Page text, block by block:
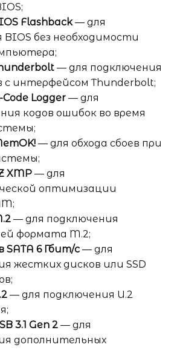
Flashback— для
BIOS без необходимости
— для подключения
интерфейсом Thunderbolt;
Code Logger — для
кодов ошибок во время
— для обхода сбоев при
XMP — для
оптимизации
— для подключения
формата M.2;
SATA 6 Гбит/с — для
жестких дисков или SSD
— для подключения U.2
3.1 Gen 2 — для
дополнительных